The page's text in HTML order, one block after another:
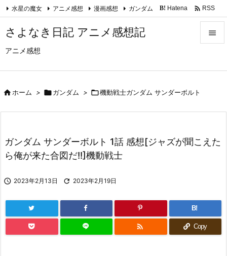
さよなき日記 アニメ感想記
アニメ感想

次へ
水星の魔女 アニメ感想 漫画感想 ガンダム B! Hatena  RSS
ホーム > ガンダム > 機動戦士ガンダム サンダーボルト
ガンダム サンダーボルト 1話 感想[ジャズが聞こえた
ら俺が来た合図だ!!]機動戦士
 2023年2月13日  2023年2月19日
B!
 Copy